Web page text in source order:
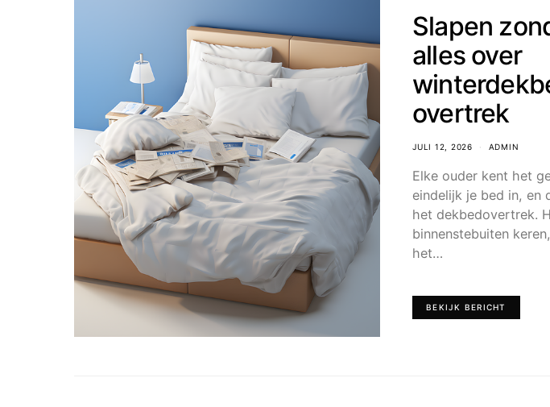
Slapen
alles over
overtrek
JULI 12, 2026 ADMIN
Elke ouder kent het
eindelijk je bed in, en
het dekbedovertrek.
binnenstebuiten
het…
BEKIJK BERICHT